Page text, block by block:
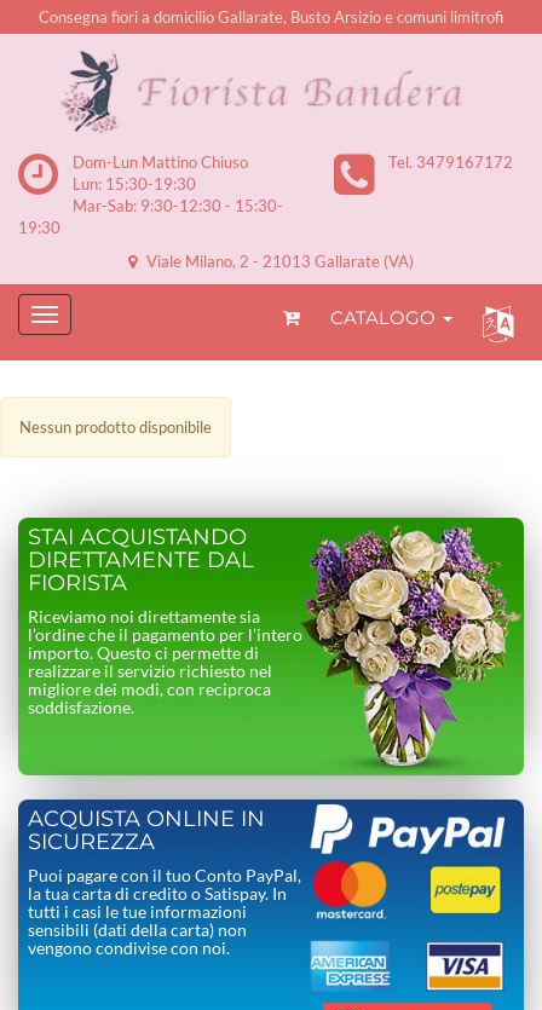
Consegna fiori a domicilio Gallarate, Busto Arsizio e comuni limitrofi
Dom-Lun Mattino Chiuso
Lun: 15:30-19:30
Mar-Sab: 9:30-12:30 - 15:30-
19:30
Tel. 3479167172
Viale Milano, 2 - 21013 Gallarate (VA)
CATALOGO
Nessun prodotto disponibile
STAI ACQUISTANDO
DIRETTAMENTE DAL
FIORISTA
Riceviamo noi direttamente sia
l’ordine che il pagamento per l’intero
importo. Questo ci permette di
realizzare il servizio richiesto nel
migliore dei modi, con reciproca
soddisfazione.
ACQUISTA ONLINE IN
SICUREZZA
Puoi pagare con il tuo Conto PayPal,
la tua carta di credito o Satispay. In
tutti i casi le tue informazioni
sensibili (dati della carta) non
vengono condivise con noi.